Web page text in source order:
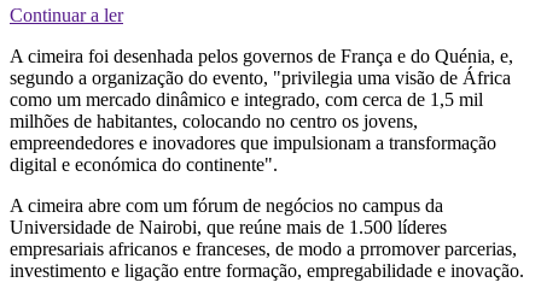
Continuar a ler
A cimeira foi desenhada pelos governos de França e do Quénia, e,
segundo a organização do evento, "privilegia uma visão de África
como um mercado dinâmico e integrado, com cerca de 1,5 mil
milhões de habitantes, colocando no centro os jovens,
empreendedores e inovadores que impulsionam a transformação
digital e económica do continente".
A cimeira abre com um fórum de negócios no campus da
Universidade de Nairobi, que reúne mais de 1.500 líderes
empresariais africanos e franceses, de modo a prromover parcerias,
investimento e ligação entre formação, empregabilidade e inovação.